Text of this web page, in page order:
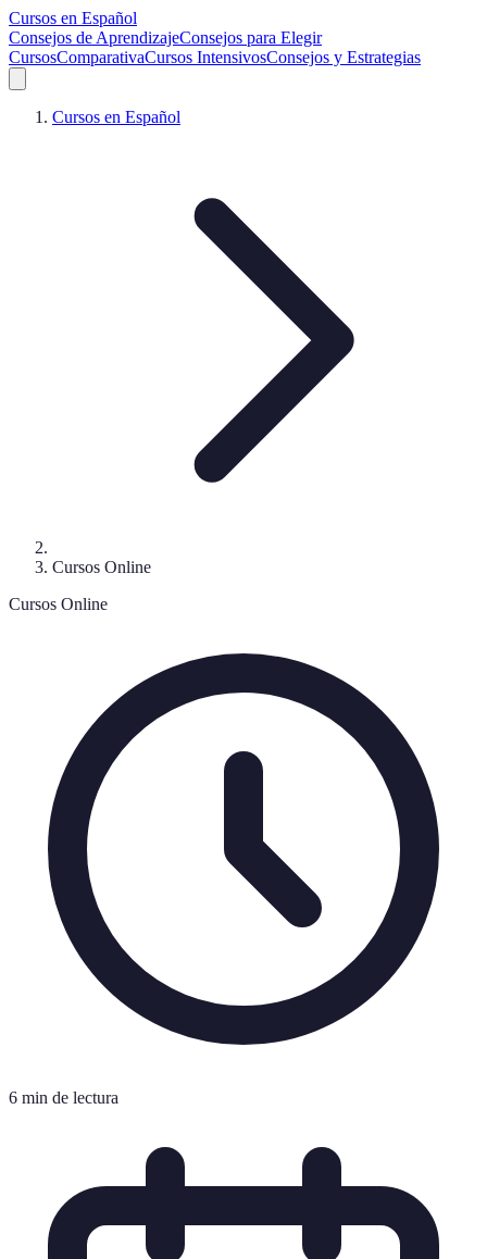
Cursos en Español
Consejos de AprendizajeConsejos para Elegir
CursosComparativaCursos IntensivosConsejos y Estrategias
Cursos en Español
Cursos Online
Cursos Online
6 min de lectura